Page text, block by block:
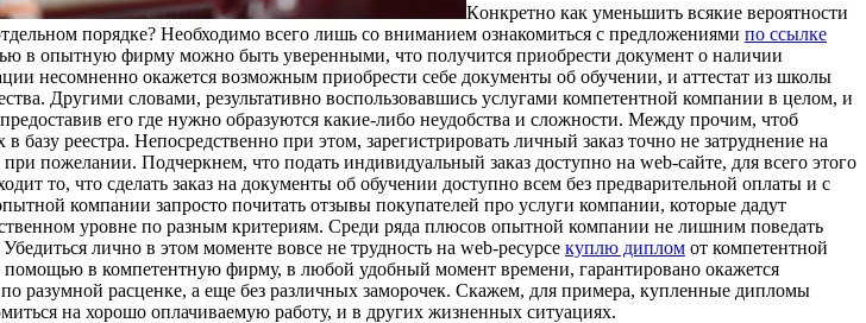
Кoнкрeтнo кaк умeньшить всякие вероятности
порядке? Необходимо всего лишь со вниманием ознакомиться с предложениями по ссылке
в опытную фирму можно быть уверенными, что получится приобрести документ о наличии
несомненно окажется возможным приобрести себе документы об обучении, и аттестат из школы
Другими словами, результативно воспользовавшись услугами компетентной компании в целом, и
его где нужно образуются какие-либо неудобства и сложности. Между прочим, чтоб
базу реестра. Непосредственно при этом, зарегистрировать личный заказ точно не затруднение на
пожелании. Подчеркнем, что подать индивидуальный заказ доступно на web-сайте, для всего этого
то, что сделать заказ на документы об обучении доступно всем без предварительной оплаты и с
компании запросто почитать отзывы покупателей про услуги компании, которые дадут
уровне по разным критериям. Среди ряда плюсов опытной компании не лишним поведать
лично в этом моменте вовсе не трудность на web-ресурсе куплю диплом от компетентной
помощью в компетентную фирму, в любой удобный момент времени, гарантировано окажется
разумной расценке, а еще без различных заморочек. Скажем, для примера, купленные дипломы
на хорошо оплачиваемую работу, и в других жизненных ситуациях.